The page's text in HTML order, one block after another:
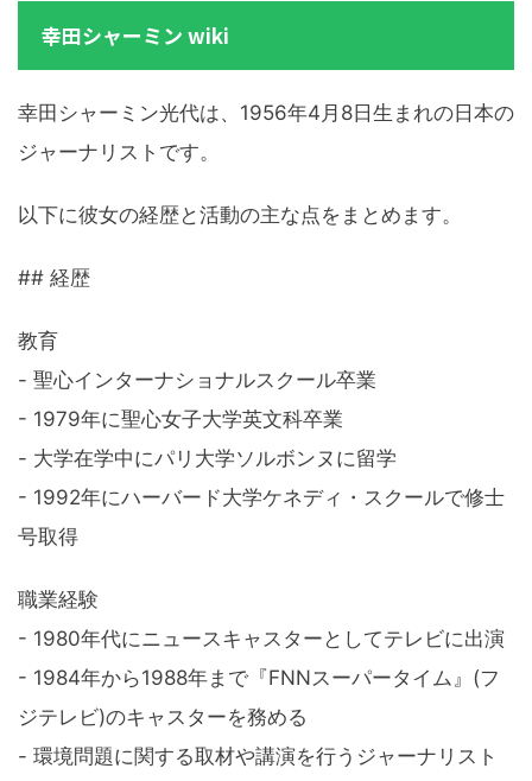
幸田シャーミン wiki
幸田シャーミン光代は、1956年4月8日生まれの日本の
ジャーナリストです。
以下に彼女の経歴と活動の主な点をまとめます。
## 経歴
教育
- 聖心インターナショナルスクール卒業
- 1979年に聖心女子大学英文科卒業
- 大学在学中にパリ大学ソルボンヌに留学
- 1992年にハーバード大学ケネディ・スクールで修士
号取得
職業経験
- 1980年代にニュースキャスターとしてテレビに出演
- 1984年から1988年まで『FNNスーパータイム』(フ
ジテレビ)のキャスターを務める
- 環境問題に関する取材や講演を行うジャーナリスト